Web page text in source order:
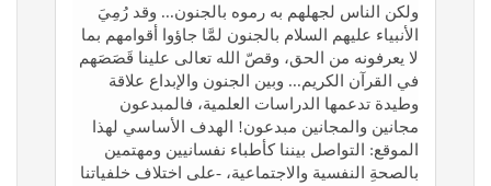
ولكن الناس لجهلهم به رموه بالجنون... وقد رُمِيَ
الأنبياء عليهم السلام بالجنون لمَّا جاؤوا أقوامهم بما
لا يعرفونه من الحق، وقصّ الله تعالى علينا قَصَصَهم
في القرآن الكريم... وبين الجنون والإبداع علاقة
وطيدة تدعمها الدراسات العلمية، فالمبدعون
مجانين والمجانين مبدعون! الهدف الأساسي لهذا
الموقع: التواصل بيننا كأطباء نفسانيين ومهتمين
بالصحةِ النفسية والاجتماعية، -على اختلاف خلفياتنا